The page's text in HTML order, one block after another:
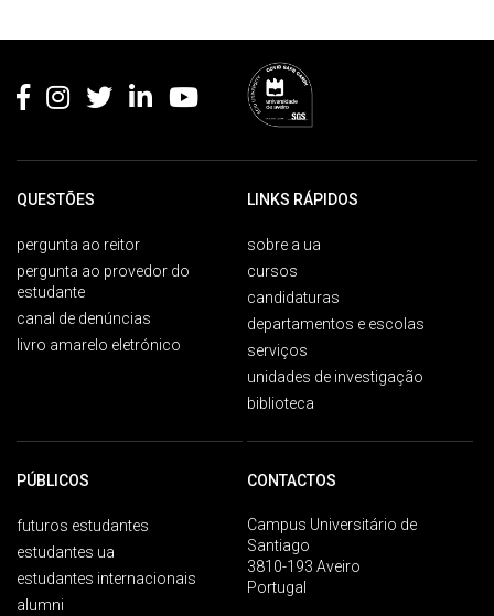
QUESTÕES
pergunta ao reitor
pergunta ao provedor do
estudante
canal de denúncias
livro amarelo eletrónico
LINKS RÁPIDOS
sobre a ua
cursos
candidaturas
departamentos e escolas
serviços
unidades de investigação
biblioteca
PÚBLICOS
futuros estudantes
estudantes ua
estudantes internacionais
alumni
CONTACTOS
Campus Universitário de
Santiago
3810-193 Aveiro
Portugal